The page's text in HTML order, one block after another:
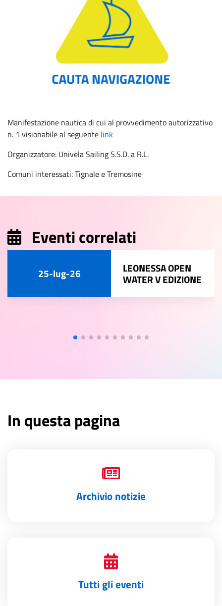
Manifestazione nautica di cui al provvedimento autorizzativo
n. 1 visionabile al seguente link
Organizzatore: Univela Sailing S.S.D. a R.L.
Comuni interessati: Tignale e Tremosine
Eventi correlati
25-lug-26 LEONESSA OPEN
WATER V EDIZIONE
In questa pagina
Archivio notizie
Tutti gli eventi